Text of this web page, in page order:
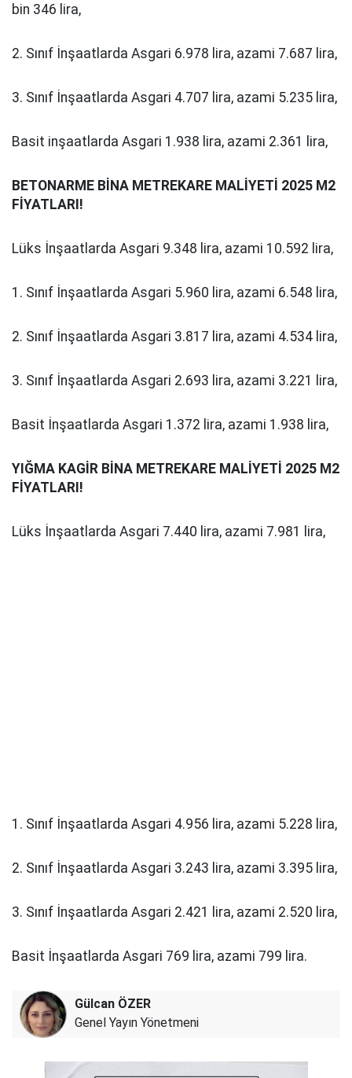
bin 346 lira,
2. Sınıf İnşaatlarda Asgari 6.978 lira, azami 7.687 lira,
3. Sınıf İnşaatlarda Asgari 4.707 lira, azami 5.235 lira,
Basit inşaatlarda Asgari 1.938 lira, azami 2.361 lira,
BETONARME BİNA METREKARE MALİYETİ 2025 M2
FİYATLARI!
Lüks İnşaatlarda Asgari 9.348 lira, azami 10.592 lira,
1. Sınıf İnşaatlarda Asgari 5.960 lira, azami 6.548 lira,
2. Sınıf İnşaatlarda Asgari 3.817 lira, azami 4.534 lira,
3. Sınıf İnşaatlarda Asgari 2.693 lira, azami 3.221 lira,
Basit İnşaatlarda Asgari 1.372 lira, azami 1.938 lira,
YIĞMA KAGİR BİNA METREKARE MALİYETİ 2025 M2
FİYATLARI!
Lüks İnşaatlarda Asgari 7.440 lira, azami 7.981 lira,
1. Sınıf İnşaatlarda Asgari 4.956 lira, azami 5.228 lira,
2. Sınıf İnşaatlarda Asgari 3.243 lira, azami 3.395 lira,
3. Sınıf İnşaatlarda Asgari 2.421 lira, azami 2.520 lira,
Basit İnşaatlarda Asgari 769 lira, azami 799 lira.
Gülcan ÖZER
Genel Yayın Yönetmeni